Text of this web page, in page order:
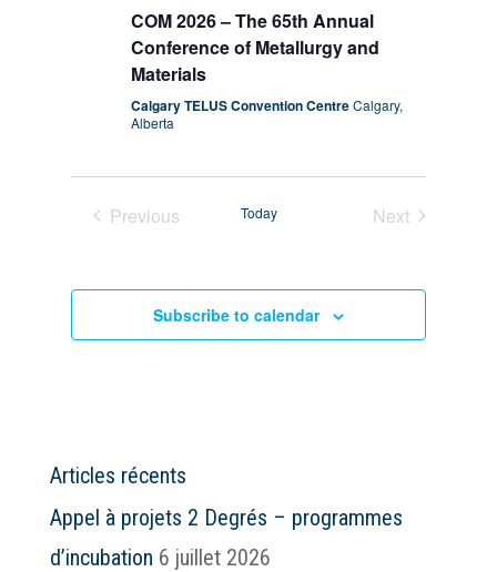
COM 2026 – The 65th Annual
Conference of Metallurgy and
Materials
Calgary TELUS Convention CentreCalgary,
Alberta
Previous
Today
Next
Subscribe to calendar
Articles récents
Appel à projets 2 Degrés – programmes
d’incubation 6 juillet 2026